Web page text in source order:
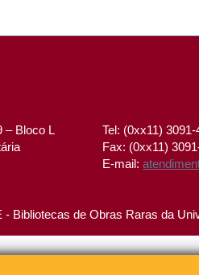
– Bloco L
Tel: (0xx11)
Fax: (0xx11)
E-mail:
Bibliotecas de Obras Raras da